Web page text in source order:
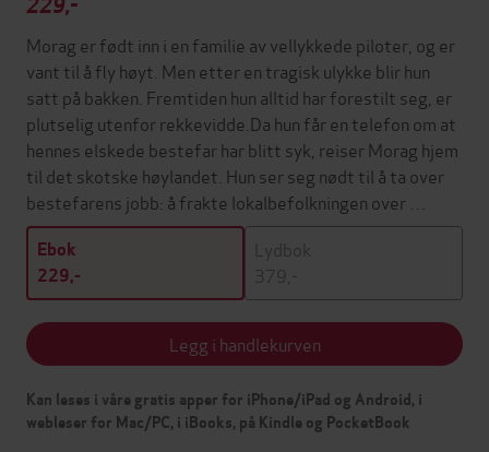
Morag er født inn i en familie av vellykkede piloter, og er
vant til å fly høyt. Men etter en tragisk ulykke blir hun
satt på bakken. Fremtiden hun alltid har forestilt seg, er
plutselig utenfor rekkevidde.Da hun får en telefon om at
hennes elskede bestefar har blitt syk, reiser Morag hjem
til det skotske høylandet. Hun ser seg nødt til å ta over
bestefarens jobb: å frakte lokalbefolkningen over …
Ebok
229,-
Lydbok
379,-
Legg i handlekurven
Kan leses i våre gratis apper for iPhone/iPad og Android, i
webleser for Mac/PC, i iBooks, på Kindle og PocketBook